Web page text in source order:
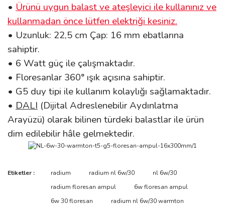
• Ürünü uygun balast ve ateşleyici ile kullanınız ve
kullanmadan önce lütfen elektriği kesiniz.
• Uzunluk: 22,5 cm Çap: 16 mm ebatlarına
sahiptir.
• 6 Watt güç ile çalışmaktadır.
• Floresanlar 360° ışık açısına sahiptir.
• G5 duy tipi ile kullanım kolaylığı sağlamaktadır.
• DALI (Dijital Adreslenebilir Aydınlatma
Arayüzü) olarak bilinen türdeki balastlar ile ürün
dim edilebilir hâle gelmektedir.
Bu ürüne ilk yorumu siz yapın!
Bu ürünün fiyat bilgisi, resim, ürün açıklamalarında ve diğer
tarafımıza iletebilirsiniz.
Görüş ve önerileriniz için teşekkür ederiz.
Etiketler : radium radium nl 6w/30
nl 6w/30
radium floresan ampul
6w floresan ampul
6w 30 floresan
radium nl 6w/30 warmton